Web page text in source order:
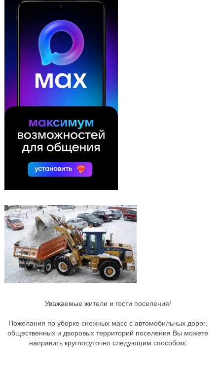
Уважаемые жители и гости поселения!
Пожелания по уборке снежных масс с автомобильных дорог,
общественных и дворовых территорий поселения Вы можете
направить круглосуточно следующим способом: